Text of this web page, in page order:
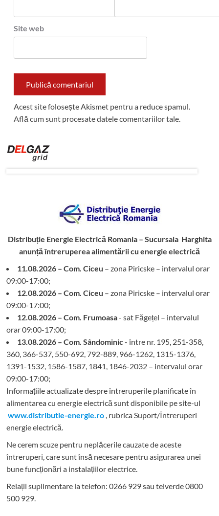
Site web
Acest site folosește Akismet pentru a reduce spamul.
Află cum sunt procesate datele comentariilor tale.
Distribuție Energie Electrică Romania – Sucursala Harghita
anunță întreruperea alimentării cu energie electrică
11.08.2026 – Com. Ciceu – zona Piricske – intervalul orar
09:00-17:00;
12.08.2026 – Com. Ciceu – zona Piricske – intervalul orar
09:00-17:00;
12.08.2026 – Com. Frumoasa- sat Făgețel – intervalul
orar 09:00-17:00;
13.08.2026 – Com. Sândominic- între nr. 195, 251-358,
360, 366-537, 550-692, 792-889, 966-1262, 1315-1376,
1391-1532, 1586-1587, 1841, 1846-2032 – intervalul orar
09:00-17:00;
Informațiile actualizate despre întreruperile planificate în
alimentarea cu energie electrică sunt disponibile pe site-ul
www.distributie-energie.ro , rubrica Suport/Întreruperi
energie electrică.
Ne cerem scuze pentru neplăcerile cauzate de aceste
întreruperi, care sunt însă necesare pentru asigurarea unei
bune funcționări a instalațiilor electrice.
Relații suplimentare la telefon: 0266 929 sau telverde 0800
500 929.